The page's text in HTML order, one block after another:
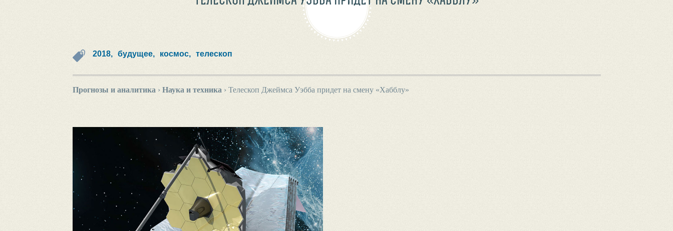
2018, будущее, космос, телескоп
Прогнозы и аналитика › Наука и техника › Телескоп Джеймса Уэбба придет на смену «Хабблу»